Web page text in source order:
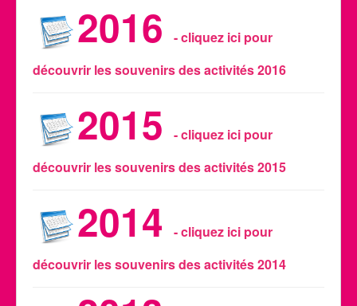
2016
- cliquez ici pour
découvrir les souvenirs des activités 2016
2015
- cliquez ici pour
découvrir les souvenirs des activités 2015
2014
- cliquez ici pour
découvrir les souvenirs des activités 2014